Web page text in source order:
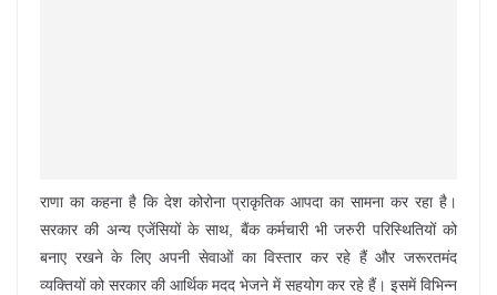
राणा का कहना है कि देश कोरोना प्राकृतिक आपदा का सामना कर रहा है।
सरकार की अन्य एजेंसियों के साथ, बैंक कर्मचारी भी जरुरी परिस्थितियों को
बनाए रखने के लिए अपनी सेवाओं का विस्तार कर रहे हैं और जरूरतमंद
व्यक्तियों को सरकार की आर्थिक मदद भेजने में सहयोग कर रहे हैं। इसमें विभिन्न